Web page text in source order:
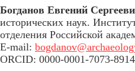
Богданов Евгений
исторических наук.
отделения Российской
E-mail:
ORCID: 0000-0001-7073-8914